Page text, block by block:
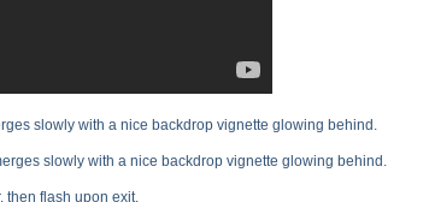
slowly with a nice backdrop vignette glowing behind.
slowly with a nice backdrop vignette glowing behind.
then flash upon exit.